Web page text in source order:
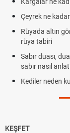
Çeyrek ne
Rüyada altın
rüya tabiri
Sabır duası,
sabır nasıl
Kediler neden
KEŞFET